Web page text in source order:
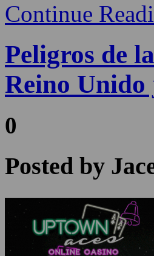
Continue
Peligros de
Reino Unido
0
Posted by